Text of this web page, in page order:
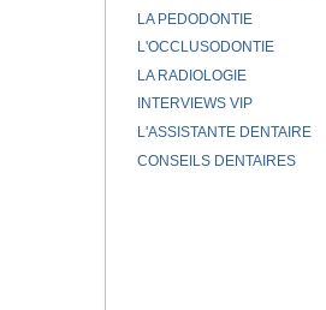
LA PEDODONTIE
L'OCCLUSODONTIE
LA RADIOLOGIE
INTERVIEWS VIP
L'ASSISTANTE DENTAIRE
CONSEILS DENTAIRES